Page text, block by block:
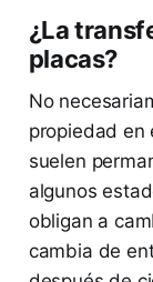
¿La
placas?
No
propiedad en
suelen
algunos
obligan a
cambia de